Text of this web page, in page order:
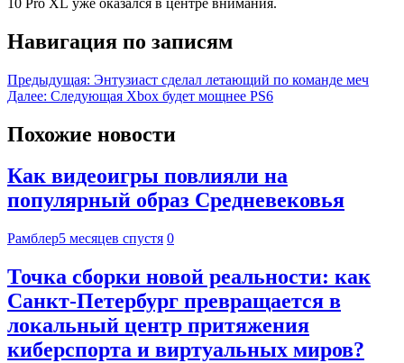
Навигация по записям
Предыдущая: Энтузиаст сделал летающий по команде меч
Далее: Следующая Xbox будет мощнее PS6
Похожие новости
Как видеоигры повлияли на
популярный образ Средневековья
Рамблер5 месяцев спустя 0
Точка сборки новой реальности: как
Санкт-Петербург превращается в
локальный центр притяжения
киберспорта и виртуальных миров?